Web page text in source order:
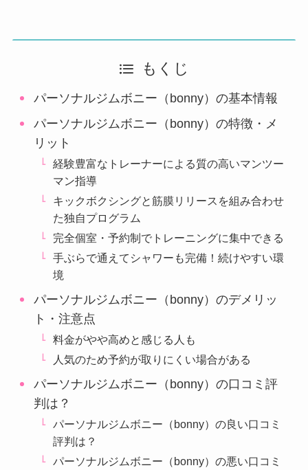
もくじ
パーソナルジムボニー（bonny）の基本情報
パーソナルジムボニー（bonny）の特徴・メ
リット
経験豊富なトレーナーによる質の高いマンツー
マン指導
キックボクシングと筋膜リリースを組み合わせ
た独自プログラム
完全個室・予約制でトレーニングに集中できる
手ぶらで通えてシャワーも完備！続けやすい環
境
パーソナルジムボニー（bonny）のデメリッ
ト・注意点
料金がやや高めと感じる人も
人気のため予約が取りにくい場合がある
パーソナルジムボニー（bonny）の口コミ評
判は？
パーソナルジムボニー（bonny）の良い口コミ
評判は？
パーソナルジムボニー（bonny）の悪い口コミ